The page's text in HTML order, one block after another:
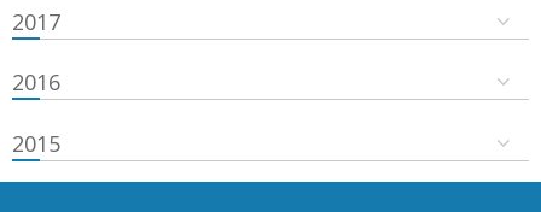
2017
2016
2015